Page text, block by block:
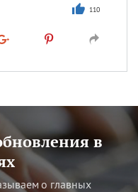
110
в
о главных